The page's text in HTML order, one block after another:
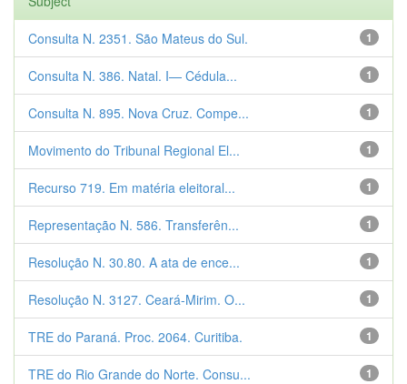
1
Consulta N. 2351. São Mateus do Sul.
1
Consulta N. 386. Natal. I— Cédula...
1
Consulta N. 895. Nova Cruz. Compe...
1
Movimento do Tribunal Regional El...
1
Recurso 719. Em matéria eleitoral...
1
Representação N. 586. Transferên...
1
Resolução N. 30.80. A ata de ence...
1
Resolução N. 3127. Ceará-Mirim. O...
1
TRE do Paraná. Proc. 2064. Curitiba.
1
TRE do Rio Grande do Norte. Consu...